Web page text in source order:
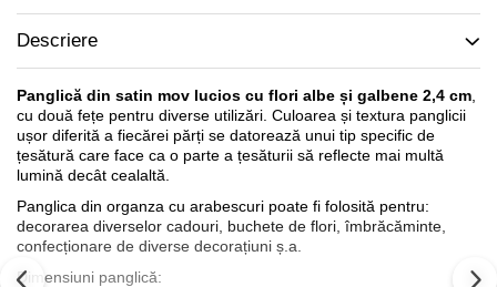
Descriere
Panglică din satin mov lucios cu flori albe și galbene 2,4 cm
cu două fețe pentru diverse utilizări. Culoarea și textura panglicii
ușor diferită a fiecărei părți se datorează unui tip specific de
țesătură care face ca o parte a țesăturii să reflecte mai multă
lumină decât cealaltă.
Panglica din organza cu arabescuri poate fi folosită pentru:
decorarea diverselor cadouri, buchete de flori, îmbrăcăminte,
confecționare de diverse decorațiuni ș.a.
Dimensiuni panglică: